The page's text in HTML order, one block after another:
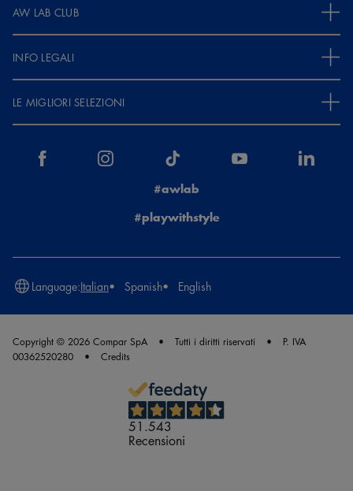
AW LAB CLUB
INFO LEGALI
LE MIGLIORI SELEZIONI
#awlab
#playwithstyle
Language:Italian Spanish English
Copyright © 2026 Compar SpA Tutti i diritti riservati
P. IVA
00362520280
Credits
51.543
Recensioni